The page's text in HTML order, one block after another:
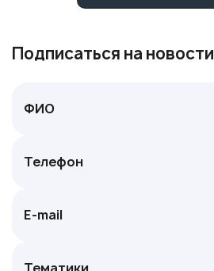
Подписаться на новости